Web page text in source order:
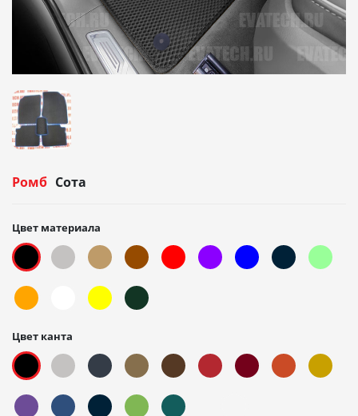
Ромб Сота
Цвет материала
Цвет канта